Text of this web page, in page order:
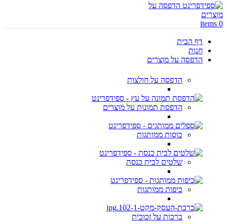
0
items
דף הבית
חנות
הדפסה על מוצרים
הדפסה על חולצות
הדפסת תמונות על מוצרים
כוסות ממותגות
שלטים לבית כנסת
כיפות ממותגות
ברכות על זכוכית